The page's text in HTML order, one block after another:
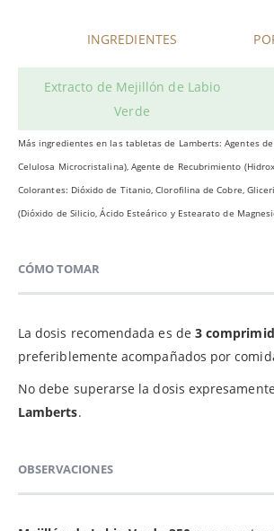
INGREDIENTES
Extracto de Mejillón de Labio
Verde
Más ingredientes en las tabletas de Lamberts: Agentes
Celulosa Microcristalina), Agente de Recubrimiento
Colorantes: Dióxido de Titanio, Clorofilina de Cobre,
(Dióxido de Silicio, Ácido Esteárico y Estearato de
CÓMO TOMAR
La dosis recomendada es de 3
preferiblemente acompañados por
No debe superarse la dosis
Lamberts.
OBSERVACIONES